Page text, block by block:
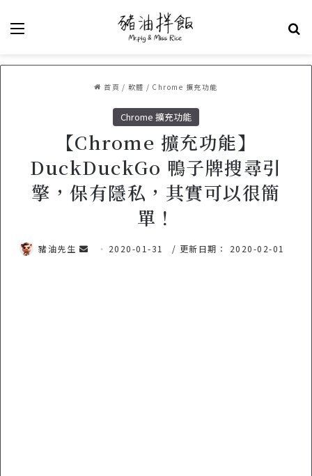
首頁 / 軟體 / Chrome 擴充功能
Chrome 擴充功能
【Chrome 擴充功能】
DuckDuckGo 鴨子牌搜尋引
擎，保有隱私，其實可以很簡
單！
豬油先生 2020-01-31 / 更新日期： 2020-02-01